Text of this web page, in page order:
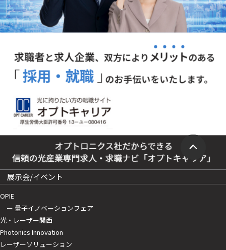
展示会/イベント
OPIE
ー 量子イノベーションフェア
光・レーザー関西
Photonics Innovation
レーザーソリューション